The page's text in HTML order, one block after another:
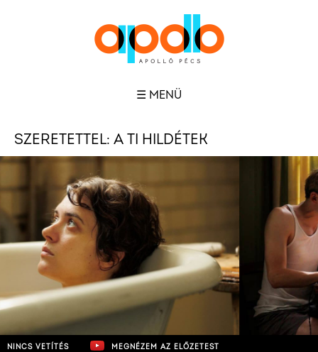
☰ MENÜ
SZERETETTEL: A TI HILDÉTEK
NINCS VETÍTÉS MEGNÉZEM AZ ELŐZETEST